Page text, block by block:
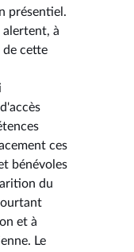
présentiel.
alertent, à
de cette
ces
bénévoles
du
et à
Le